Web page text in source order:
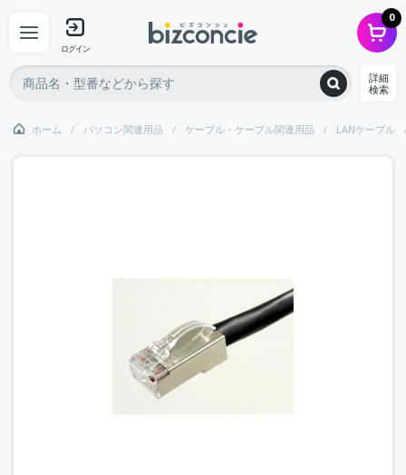
ログイン
0
詳細
検索
ホーム パソコン関連用品 ケーブル・ケーブル関連用品 LANケーブル